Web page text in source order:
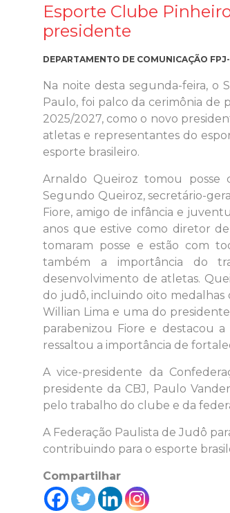
Esporte Clube
presidente
DEPARTAMENTO DE COMUNICAÇÃO
Na noite desta segunda-feira, o
Paulo, foi palco da cerimônia de
2025/2027, como o novo
atletas e representantes do
esporte brasileiro.
Arnaldo Queiroz tomou posse
Segundo Queiroz, secretário-
Fiore, amigo de infância e
anos que estive como diretor
tomaram posse e estão com
também a importância do
desenvolvimento de atletas.
do judô, incluindo oito medalhas
Willian Lima e uma do
parabenizou Fiore e destacou
ressaltou a importância de
A vice-presidente da
presidente da CBJ, Paulo
pelo trabalho do clube e da
A Federação Paulista de Judô
contribuindo para o esporte
Compartilhar